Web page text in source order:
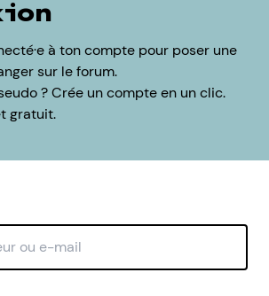
à ton compte pour poser une
sur le forum.
? Crée un compte en un clic.
gratuit.